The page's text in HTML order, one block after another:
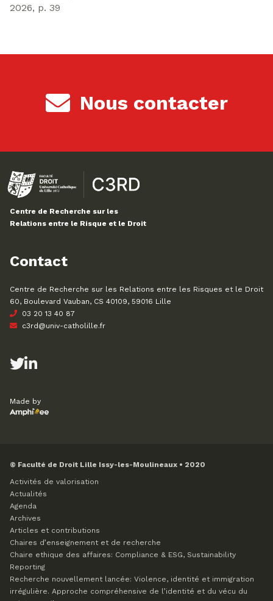
2026, p. 39
Nous contacter
Centre de Recherche sur les
Relations entre le Risque et le Droit
Contact
Centre de Recherche sur les Relations entre les Risques et le Droit
60, Boulevard Vauban, CS 40109, 59016 Lille
03 20 13 40 87
c3rd@univ-catholille.fr
Made by
© Faculté de Droit Lille Issy-les-Moulineaux • 2020
Activités de valorisation
Actualités
Agenda
Archives
Articles et contributions
Chaires d’enseignement et de recherche
Chaire ethique des affaires: Compliance & ESG, Sustainability
Reporting
Recherche nouvellement lancée: Violence, identité et immigration
irrégulière. Approche compréhensive de l’identité et du vécu du